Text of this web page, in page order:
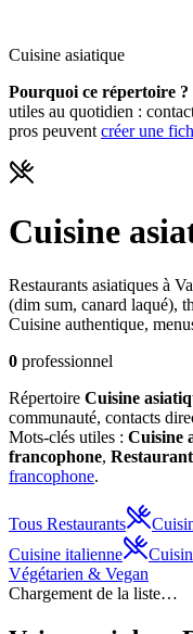
Cuisine asiatique
Pourquoi ce répertoire ?
utiles au quotidien :
pros peuvent créer une
Cuisine
Restaurants asiatiques à
(dim sum, canard laqué),
Cuisine authentique,
0 professionnel
Répertoire Cuisine
communauté, contacts
Mots-clés utiles : Cuisine
francophone,
francophone.
Tous Restaurants
Cuisine italienne
Végétarien & Vegan
Chargement de la liste…